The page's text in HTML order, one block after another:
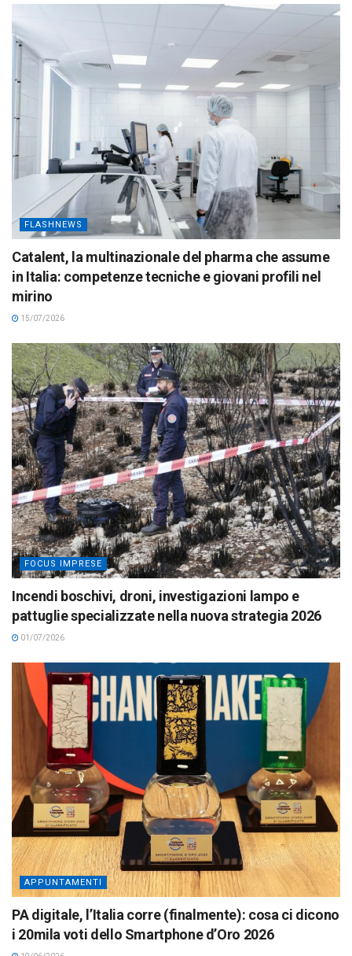
FLASHNEWS
Catalent, la multinazionale del pharma che assume
in Italia: competenze tecniche e giovani profili nel
mirino
15/07/2026
FOCUS IMPRESE
Incendi boschivi, droni, investigazioni lampo e
pattuglie specializzate nella nuova strategia 2026
01/07/2026
APPUNTAMENTI
PA digitale, l’Italia corre (finalmente): cosa ci dicono
i 20mila voti dello Smartphone d’Oro 2026